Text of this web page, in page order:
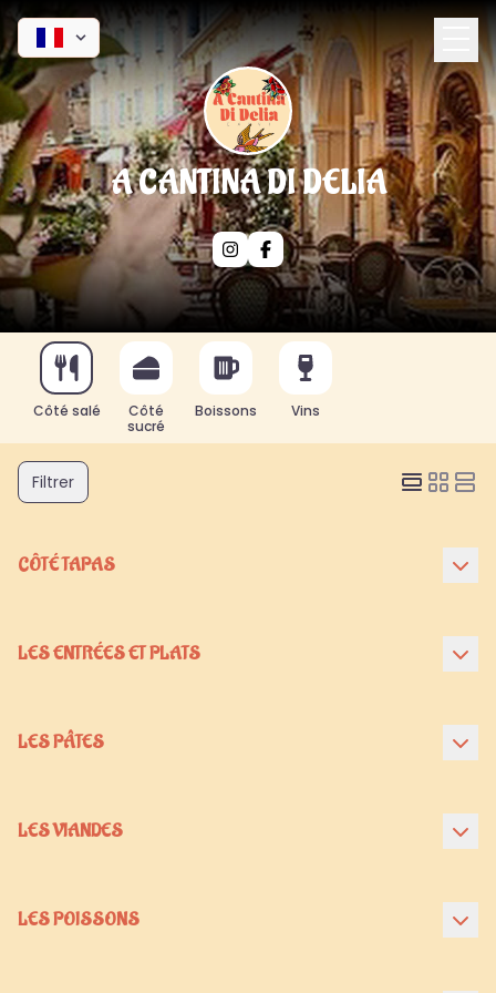
A CANTINA DI DELIA
Côté salé
Côté
sucré
Boissons Vins
Filtrer
CÔTÉ TAPAS
LES ENTRÉES ET PLATS
LES PÂTES
LES VIANDES
LES POISSONS